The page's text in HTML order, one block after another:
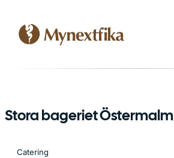
Stora bageriet Östermalm
Catering